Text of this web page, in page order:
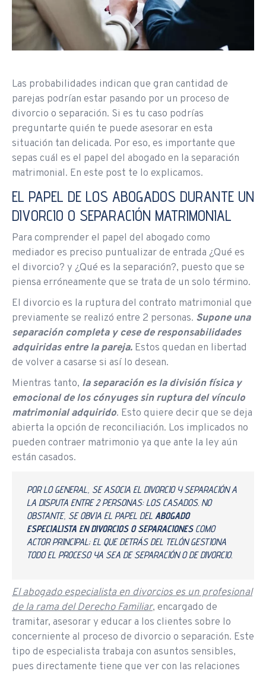
Las probabilidades indican que gran cantidad de
parejas podrían estar pasando por un proceso de
divorcio o separación. Si es tu caso podrías
preguntarte quién te puede asesorar en esta
situación tan delicada. Por eso, es importante que
sepas cuál es el papel del abogado en la separación
matrimonial. En este post te lo explicamos.
EL PAPEL DE LOS ABOGADOS DURANTE UN
DIVORCIO O SEPARACIÓN MATRIMONIAL
Para comprender el papel del abogado como
mediador es preciso puntualizar de entrada ¿Qué es
el divorcio? y ¿Qué es la separación?, puesto que se
piensa erróneamente que se trata de un solo término.
El divorcio es la ruptura del contrato matrimonial que
previamente se realizó entre 2 personas. Supone una
separación completa y cese de responsabilidades
adquiridas entre la pareja. Estos quedan en libertad
de volver a casarse si así lo desean.
Mientras tanto, la separación es la división física y
emocional de los cónyuges sin ruptura del vínculo
matrimonial adquirido. Esto quiere decir que se deja
abierta la opción de reconciliación. Los implicados no
pueden contraer matrimonio ya que ante la ley aún
están casados.
POR LO GENERAL, SE ASOCIA EL DIVORCIO Y SEPARACIÓN A
LA DISPUTA ENTRE 2 PERSONAS: LOS CASADOS. NO
OBSTANTE, SE OBVIA EL PAPEL DEL ABOGADO
ESPECIALISTA EN DIVORCIOS O SEPARACIONESCOMO
ACTOR PRINCIPAL; EL QUE DETRÁS DEL TELÓN GESTIONA
TODO EL PROCESO YA SEA DE SEPARACIÓN O DE DIVORCIO.
El abogado especialista en divorcios es un profesional
de la rama del Derecho Familiar, encargado de
tramitar, asesorar y educar a los clientes sobre lo
concerniente al proceso de divorcio o separación. Este
tipo de especialista trabaja con asuntos sensibles,
pues directamente tiene que ver con las relaciones